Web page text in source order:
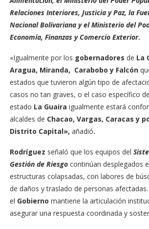
Relaciones Interiores, Justicia y Paz, la
Nacional Bolivariana y el Ministerio del
Economía, Finanzas y Comercio Exterior.
«Igualmente por los gobernadores de La
Aragua, Miranda, Carabobo y Falcón
estados que tuvieron algún tipo de
casos no tan graves, o el caso específico
estado La Guaira igualmente estará
alcaldes de Chacao, Vargas, Caracas y
Distrito Capital», añadió.
Rodríguez señaló que los equipos del
Gestión de Riesgo continúan desplegados
estructuras colapsadas, con labores de
de daños y traslado de personas
el Gobierno mantiene la articulación
asegurar una respuesta coordinada y